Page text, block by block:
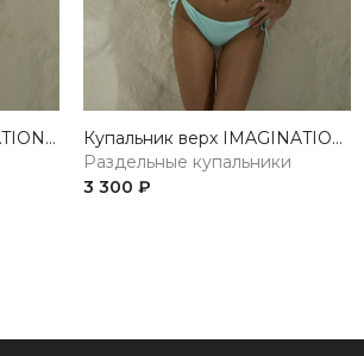
Купальник низ IMAGINATION AZURE
Купальник верх IMAGINATION AZURE
Раздельные купальники
3 300 ₽